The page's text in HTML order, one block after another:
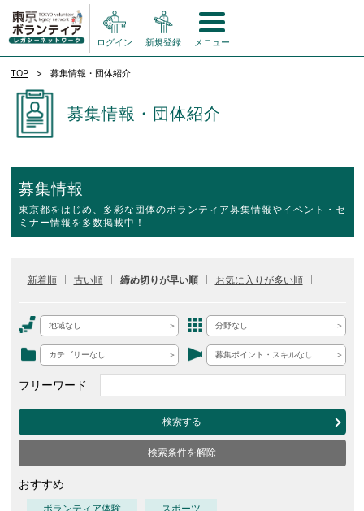
ログイン 新規登録 メニュー
TOP 募集情報・団体紹介
募集情報・団体紹介
募集情報
東京都をはじめ、多彩な団体のボランティア募集情報やイベント・セ
ミナー情報を多数掲載中！
新着順 古い順 締め切りが早い順 お気に入りが多い順
地域なし 分野なし
カテゴリーなし 募集ポイント・スキルなし
フリーワード
検索する
検索条件を解除
おすすめ
ボランティア体験 スポーツ